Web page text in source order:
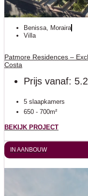
Benissa, Moraira
Villa
Patmore Residences –
Costa
Prijs vanaf:
5 slaapkamers
650 - 700m²
BEKIJK PROJECT
IN AANBOUW